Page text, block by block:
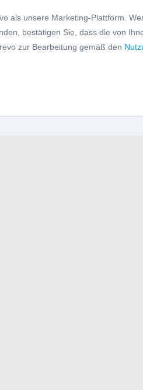
als unsere Marketing-Plattform.
bestätigen Sie, dass die von
zur Bearbeitung gemäß den